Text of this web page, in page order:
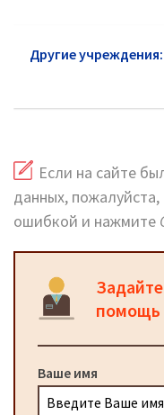
Другие учреждения:
Если на сайте
данных,
ошибкой и нажмите
помощь
Ваше имя